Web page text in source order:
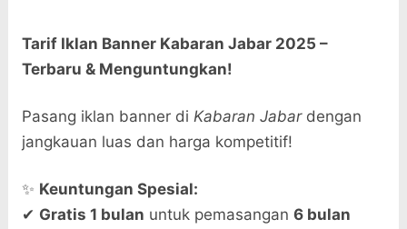
Tarif Iklan Banner Kabaran Jabar 2025 –
Terbaru & Menguntungkan!
Pasang iklan banner di Kabaran Jabardengan
jangkauan luas dan harga kompetitif!
✨ Keuntungan Spesial:
✔ Gratis 1 bulan untuk pemasangan 6 bulan